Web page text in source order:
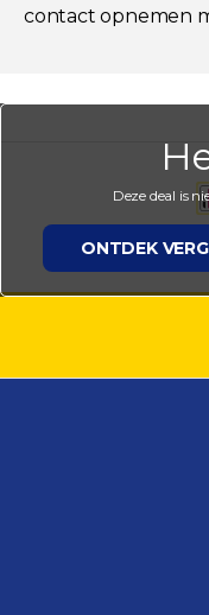
contact opnemen
Deze deal is
ONTDEK